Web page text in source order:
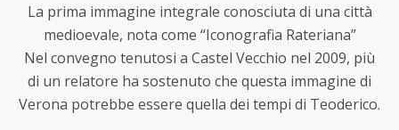
La prima immagine integrale conosciuta di una città
medioevale, nota come “Iconografia Rateriana”
Nel convegno tenutosi a Castel Vecchio nel 2009, più
di un relatore ha sostenuto che questa immagine di
Verona potrebbe essere quella dei tempi di Teoderico.